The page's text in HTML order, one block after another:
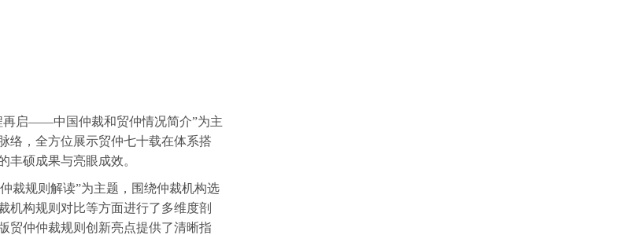
再启——中国仲裁和贸仲情况简介”为主
络，全方位展示贸仲七十载在体系搭
丰硕成果与亮眼成效。
裁规则解读”为主题，围绕仲裁机构选
机构规则对比等方面进行了多维度剖
贸仲仲裁规则创新亮点提供了清晰指